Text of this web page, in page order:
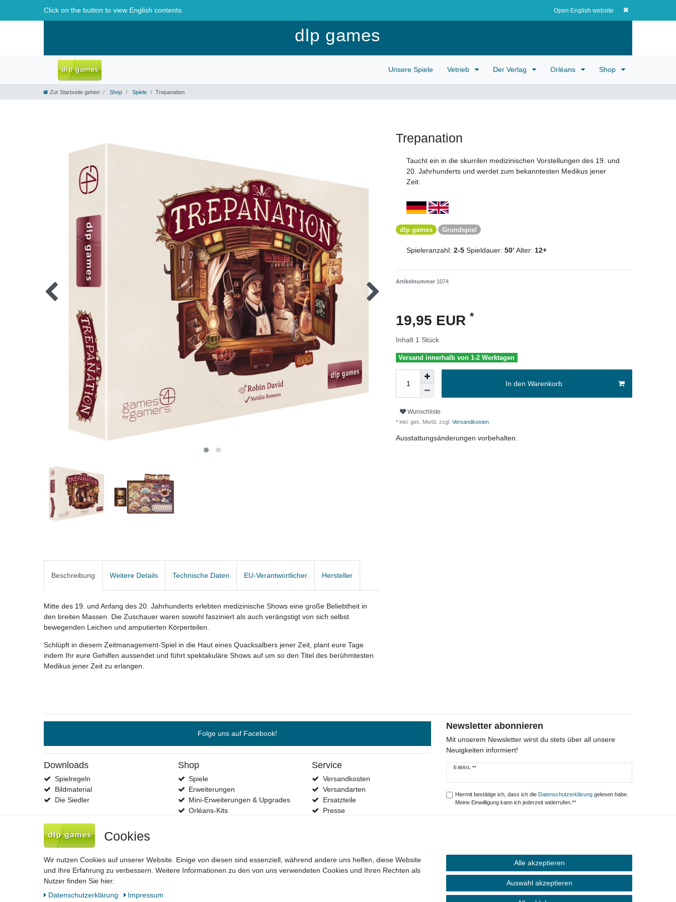
0,00 EUR
dlp games
Click on the button to view English contents. Open English website
Unsere Spiele Vetrieb Der Verlag Orléans Shop
Zur Startseite gehen Shop Spiele Trepanation
Trepanation
Taucht ein in die skurrilen medizinischen Vorstellungen des 19. und
20. Jahrhunderts und werdet zum bekanntesten Medikus jener
Zeit.
dlp games Grundspiel
Spieleranzahl: 2-5 Spieldauer: 50‘ Alter: 12+
Artikelnummer 1074
19,95 EUR *
Inhalt 1 Stück
Versand innerhalb von 1-2 Werktagen
In den Warenkorb
Wunschliste
* inkl. ges. MwSt. zzgl. Versandkosten
Ausstattungsänderungen vorbehalten.
Beschreibung Weitere Details Technische Daten EU-Verantwortlicher Hersteller
Mitte des 19. und Anfang des 20. Jahrhunderts erlebten medizinische Shows eine große Beliebtheit in
den breiten Massen. Die Zuschauer waren sowohl fasziniert als auch verängstigt von sich selbst
bewegenden Leichen und amputierten Körperteilen.
Schlüpft in diesem Zeitmanagement-Spiel in die Haut eines Quacksalbers jener Zeit, plant eure Tage
indem Ihr eure Gehilfen aussendet und führt spektakuläre Shows auf um so den Titel des berühmtesten
Medikus jener Zeit zu erlangen.
Folge uns auf Facebook!
Downloads
Spielregeln
Bildmaterial
Die Siedler
Shop
Spiele
Erweiterungen
Mini-Erweiterungen & Upgrades
Orléans-Kits
Service
Versandkosten
Versandarten
Ersatzteile
Presse
Newsletter abonnieren
Mit unserem Newsletter wirst du stets über all unsere
Neuigkeiten informiert!
E-MAIL **
Newsletter
Hiermit bestätige ich, dass ich die Daten­schutz­erklärunggelesen habe.
Meine Einwilligung kann ich jederzeit widerrufen.**
Kontakt
Cookies
Wir nutzen Cookies auf unserer Website. Einige von diesen sind essenziell, während andere uns helfen, diese Website
und Ihre Erfahrung zu verbessern. Weitere Informationen zu den von uns verwendeten Cookies und Ihren Rechten als
Nutzer finden Sie hier:
Daten­schutz­erklärung
Impressum
Alle akzeptieren
Auswahl akzeptieren